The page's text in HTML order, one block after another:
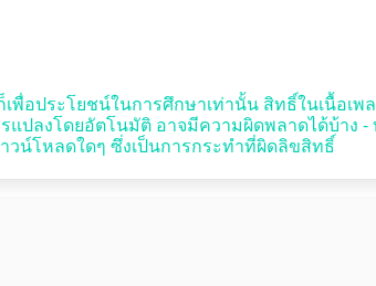
พื่อประโยชน์ในการศึกษาเท่านั้น สิทธิ์ในเนื้อเพ
แปลงโดยอัตโนมัติ อาจมีความผิดพลาดได้บ้าง
วน์โหลดใดๆ ซึ่งเป็นการกระทำที่ผิดลิขสิทธิ์